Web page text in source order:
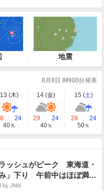
地震
8月8日 8時00分発表
13 (木) 14 (金) 15 (土)
24
40％
29
24
40％
29
24
50％
ッシュがピーク 東海道・
」下り 午前中はほぼ満
は出国のピーク 国内線
by JNN